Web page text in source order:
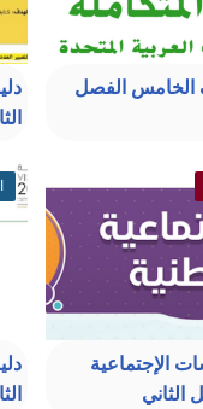
الخامس الفصل
الإجتماعية
الثاني